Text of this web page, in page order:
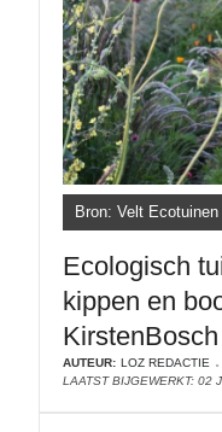
Bron: Velt Ecotuinen
Ecologisch
kippen en
KirstenBosch
AUTEUR: LOZ REDACTIE
LAATST BIJGEWERKT: 02